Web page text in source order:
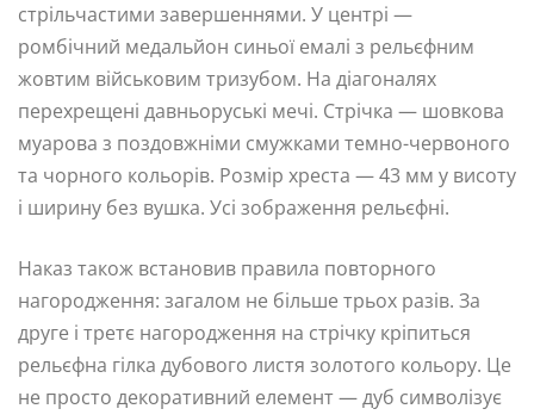
стрільчастими завершеннями. У центрі —
ромбічний медальйон синьої емалі з рельєфним
жовтим військовим тризубом. На діагоналях
перехрещені давньоруські мечі. Стрічка — шовкова
муарова з поздовжніми смужками темно-червоного
та чорного кольорів. Розмір хреста — 43 мм у висоту
і ширину без вушка. Усі зображення рельєфні.
Наказ також встановив правила повторного
нагородження: загалом не більше трьох разів. За
друге і третє нагородження на стрічку кріпиться
рельєфна гілка дубового листя золотого кольору. Це
не просто декоративний елемент — дуб символізує